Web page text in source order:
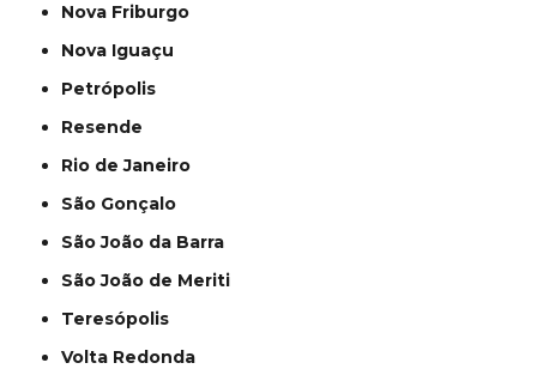
Nova Friburgo
Nova Iguaçu
Petrópolis
Resende
Rio de Janeiro
São Gonçalo
São João da Barra
São João de Meriti
Teresópolis
Volta Redonda